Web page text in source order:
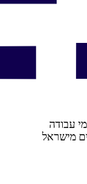
מישראל